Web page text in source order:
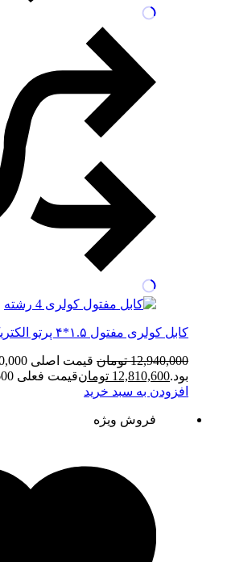
کابل کولری مفتول ۱.۵*۴ پرتو الکتریک
12,940,000 تومان
بود.12,810,600 تومانقیمت فعلی 12,810,600 تومان است.
افزودن به سبد خرید
فروش ویژه